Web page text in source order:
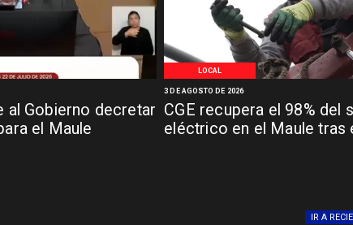
al Gobierno decretar
el Maule
LOCAL
CGE recupera el 98% del
eléctrico en el Maule tras
3 DE AGOSTO DE 2026
IR A